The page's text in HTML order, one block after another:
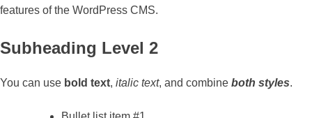
casino
features of the WordPress CMS.
Subheading Level 2
You can use bold text, italic text, and combine both styles.